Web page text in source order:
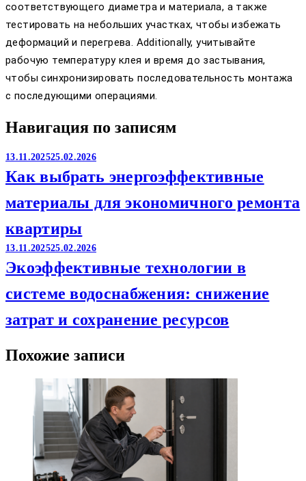
соответствующего диаметра и материала, а также
тестировать на небольших участках, чтобы избежать
деформаций и перегрева. Additionally, учитывайте
рабочую температуру клея и время до застывания,
чтобы синхронизировать последовательность монтажа
с последующими операциями.
Навигация по записям
13.11.202525.02.2026
Как выбрать энергоэффективные
материалы для экономичного ремонта
квартиры
13.11.202525.02.2026
Экоэффективные технологии в
системе водоснабжения: снижение
затрат и сохранение ресурсов
Похожие записи